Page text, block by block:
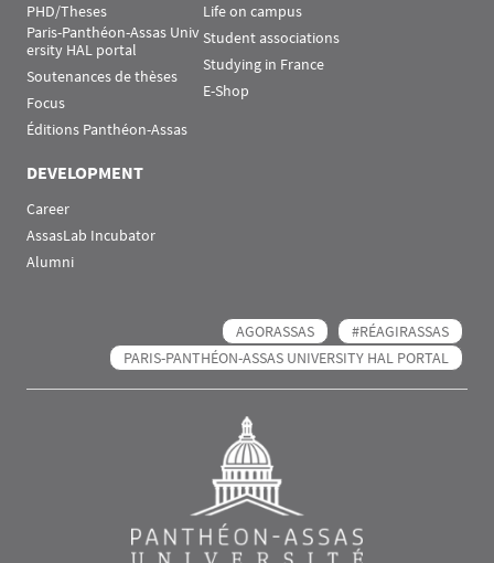
PHD/Theses
Paris-Panthéon-Assas Univ
ersity HAL portal
Soutenances de thèses
Focus
Éditions Panthéon-Assas
Life on campus
Student associations
Studying in France
E-Shop
DEVELOPMENT
Career
AssasLab Incubator
Alumni
AGORASSAS
#RÉAGIRASSAS
PARIS-PANTHÉON-ASSAS UNIVERSITY HAL PORTAL